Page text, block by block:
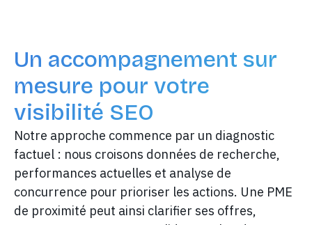
Un accompagnement sur
mesure pour votre
visibilité SEO
Notre approche commence par un diagnostic
factuel : nous croisons données de recherche,
performances actuelles et analyse de
concurrence pour prioriser les actions. Une PME
de proximité peut ainsi clarifier ses offres,